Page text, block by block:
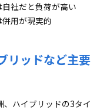
自社だと負荷が高い
併用が現実的
リッドなど主要
、ハイブリッドの3タイ